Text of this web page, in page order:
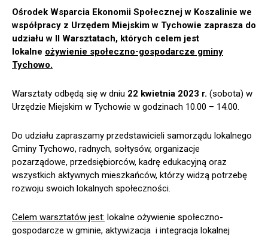
Ośrodek Wsparcia Ekonomii Społecznej w Koszalinie we
współpracy z Urzędem Miejskim w Tychowie zaprasza do
udziału w II Warsztatach, których celem jest
lokalne ożywienie społeczno-gospodarcze gminy
Tychowo.
Warsztaty odbędą się w dniu 22 kwietnia 2023 r. (sobota) w
Urzędzie Miejskim w Tychowie w godzinach 10.00 – 14.00.
Do udziału zapraszamy przedstawicieli samorządu lokalnego
Gminy Tychowo, radnych, sołtysów, organizacje
pozarządowe, przedsiębiorców, kadrę edukacyjną oraz
wszystkich aktywnych mieszkańców, którzy widzą potrzebę
rozwoju swoich lokalnych społeczności.
Celem warsztatów jest: lokalne ożywienie społeczno-
gospodarcze w gminie, aktywizacja i integracja lokalnej